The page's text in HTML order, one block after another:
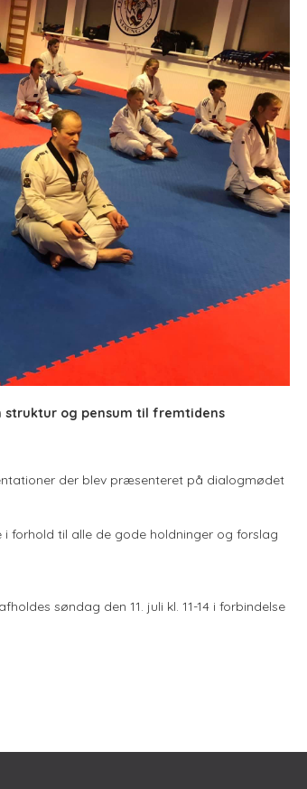
og pensum til fremtidens
der blev præsenteret på dialogmødet
forhold til alle de gode holdninger og forslag
søndag den 11. juli kl. 11-14 i forbindelse